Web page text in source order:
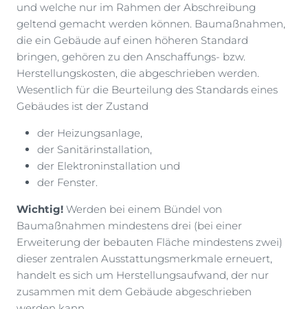
und welche nur im Rahmen der Abschreibung
geltend gemacht werden können. Baumaßnahmen,
die ein Gebäude auf einen höheren Standard
bringen, gehören zu den Anschaffungs- bzw.
Herstellungskosten, die abgeschrieben werden.
Wesentlich für die Beurteilung des Standards eines
Gebäudes ist der Zustand
der Heizungsanlage,
der Sanitärinstallation,
der Elektroninstallation und
der Fenster.
Wichtig! Werden bei einem Bündel von
Baumaßnahmen mindestens drei (bei einer
Erweiterung der bebauten Fläche mindestens zwei)
dieser zentralen Ausstattungsmerkmale erneuert,
handelt es sich um Herstellungsaufwand, der nur
zusammen mit dem Gebäude abgeschrieben